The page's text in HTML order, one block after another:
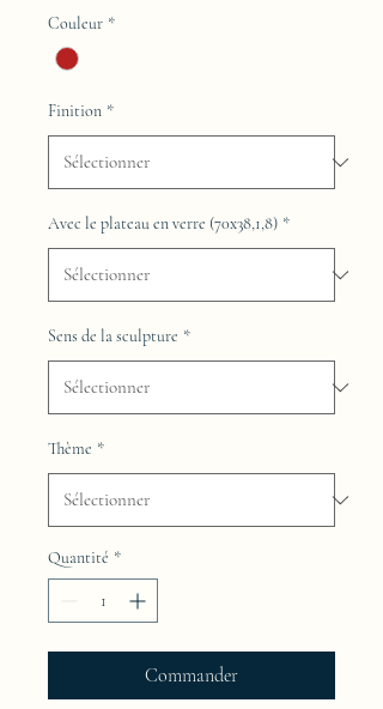
Couleur *
Finition *
Avec le plateau en verre (70x38,1,8) *
Sens de la sculpture *
Thème *
Quantité *
Commander